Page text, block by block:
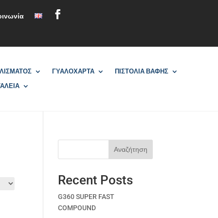
ΓΥΑΛΟΧΑΡΤΑ
ΠΙΣΤΟΛΙΑ ΒΑΦΗΣ
Αναζήτηση
Recent Posts
G360 SUPER FAST
COMPOUND